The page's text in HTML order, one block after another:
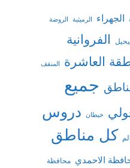
الجهراء الرميثية الروضة
الفروانية
العاشرة المنقف
جميع
خيطان دروس
كل مناطق
الاحمدي محافظة